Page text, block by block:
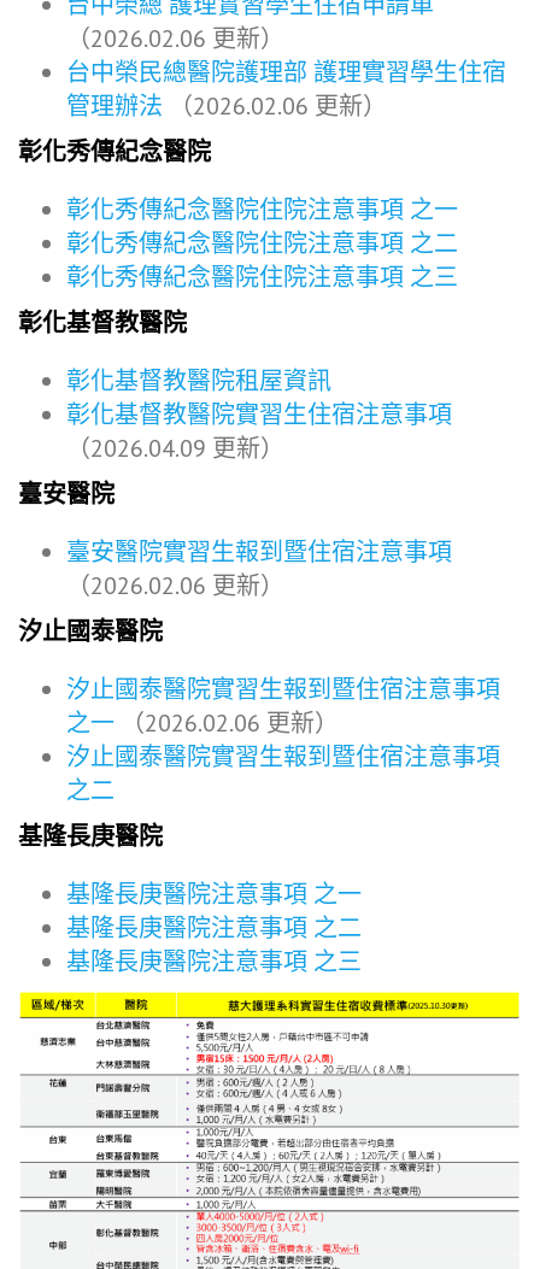
（2026.02.06 更新）
台中榮民總醫院護理部 護理實習學生住宿
管理辦法 （2026.02.06 更新）
彰化秀傳紀念醫院
彰化秀傳紀念醫院住院注意事項 之一
彰化秀傳紀念醫院住院注意事項 之二
彰化秀傳紀念醫院住院注意事項 之三
彰化基督教醫院
彰化基督教醫院租屋資訊
彰化基督教醫院實習生住宿注意事項
（2026.04.09 更新）
臺安醫院
臺安醫院實習生報到暨住宿注意事項
（2026.02.06 更新）
汐止國泰醫院
汐止國泰醫院實習生報到暨住宿注意事項
之一 （2026.02.06 更新）
汐止國泰醫院實習生報到暨住宿注意事項
之二
基隆長庚醫院
基隆長庚醫院注意事項 之一
基隆長庚醫院注意事項 之二
基隆長庚醫院注意事項 之三